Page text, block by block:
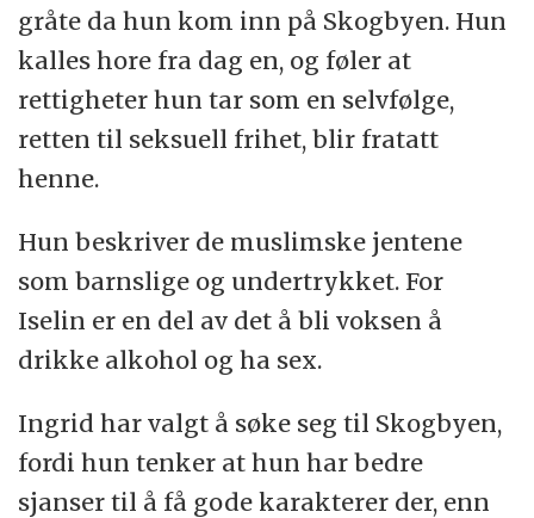
gråte da hun kom inn på Skogbyen. Hun
kalles hore fra dag en, og føler at
rettigheter hun tar som en selvfølge,
retten til seksuell frihet, blir fratatt
henne.
Hun beskriver de muslimske jentene
som barnslige og undertrykket. For
Iselin er en del av det å bli voksen å
drikke alkohol og ha sex.
Ingrid har valgt å søke seg til Skogbyen,
fordi hun tenker at hun har bedre
sjanser til å få gode karakterer der, enn